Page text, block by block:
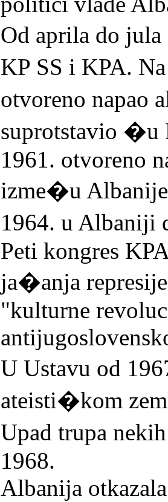
Od aprila do
KP SS i KPA.
otvoreno napao
suprotstavio �u
1961. otvoreno
izme�u
1964. u Albaniji
Peti kongres
ja�anja
"kulturne
U Ustavu od
ateisti�kom
Upad trupa
1968.
Albanija